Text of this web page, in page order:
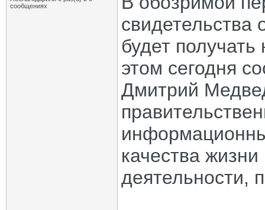
сообщениях
свидетельства
будет
этом сегодня
Дмитрий
качества
деятельности,